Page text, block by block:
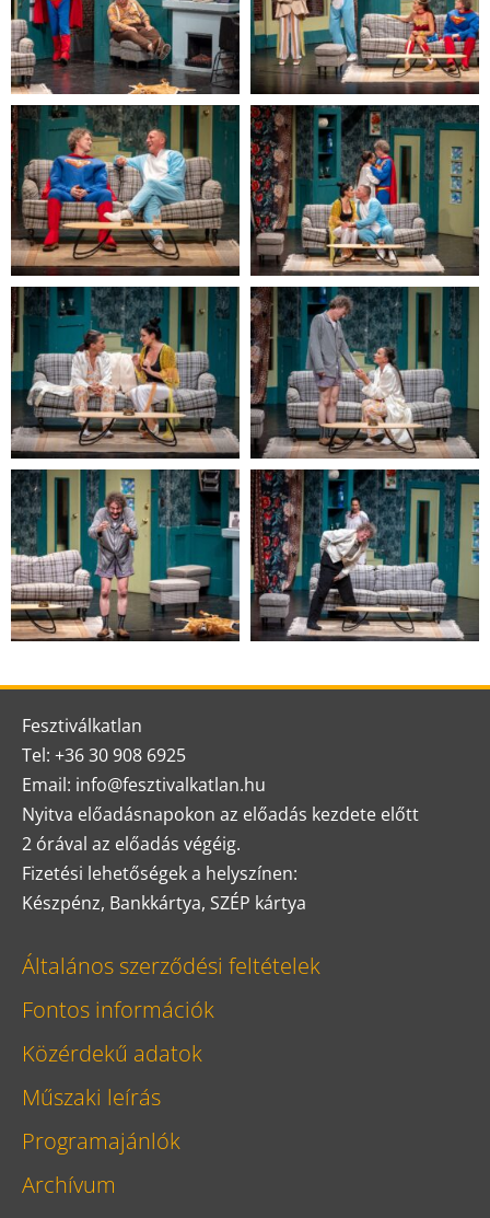
Fesztiválkatlan
Tel: +36 30 908 6925
Email: info@fesztivalkatlan.hu
Nyitva előadásnapokon az előadás kezdete előtt
2 órával az előadás végéig.
Fizetési lehetőségek a helyszínen:
Készpénz, Bankkártya, SZÉP kártya
Általános szerződési feltételek
Fontos információk
Közérdekű adatok
Műszaki leírás
Programajánlók
Archívum